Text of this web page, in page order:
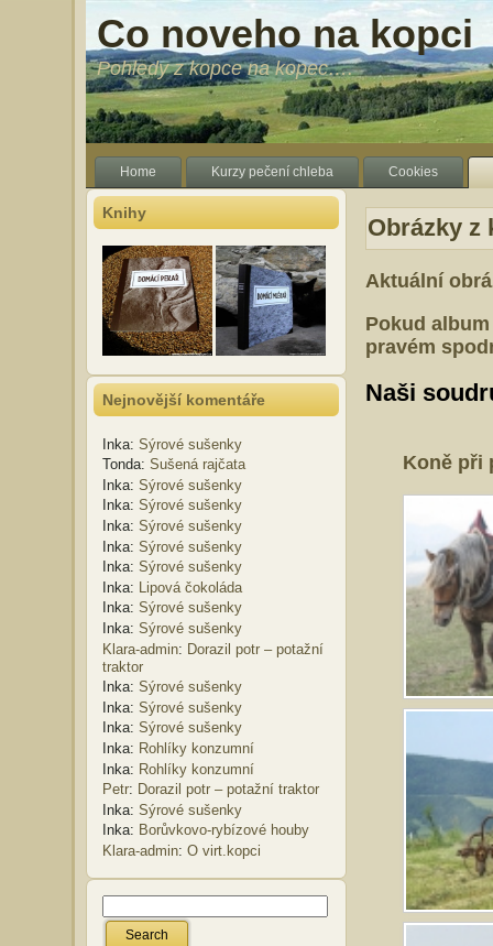
Co noveho na kopci
Pohledy z kopce na kopec….
Home Kurzy pečení chleba Cookies
Knihy
Nejnovější komentáře
Inka: Sýrové sušenky
Tonda: Sušená rajčata
Inka: Sýrové sušenky
Inka: Sýrové sušenky
Inka: Sýrové sušenky
Inka: Sýrové sušenky
Inka: Sýrové sušenky
Inka:
Lipová čokoláda
Inka: Sýrové sušenky
Inka: Sýrové sušenky
Klara-admin: Dorazil potr – potažní
traktor
Inka: Sýrové sušenky
Inka: Sýrové sušenky
Inka: Sýrové sušenky
Inka: Rohlíky konzumní
Inka: Rohlíky konzumní
Petr: Dorazil potr – potažní traktor
Inka: Sýrové sušenky
Inka: Borůvkovo-rybízové houby
Klara-admin: O virt.kopci
Obrázky z
Aktuální
Pokud
pravém
Naši
Koně při